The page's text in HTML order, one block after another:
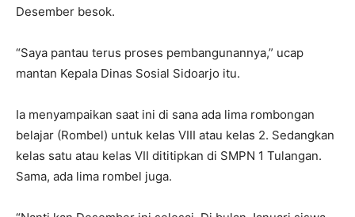
Desember besok.
“Saya pantau terus proses pembangunannya,” ucap
mantan Kepala Dinas Sosial Sidoarjo itu.
Ia menyampaikan saat ini di sana ada lima rombongan
belajar (Rombel) untuk kelas VIII atau kelas 2. Sedangkan
kelas satu atau kelas VII dititipkan di SMPN 1 Tulangan.
Sama, ada lima rombel juga.